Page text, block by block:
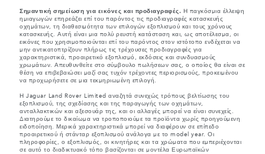
Σημαντική σημείωση για εικόνες και προδιαγραφές. Η παγκόσμια έλλειψη
ημιαγωγών επηρεάζει επί του παρόντος τις προδιαγραφές κατασκευής
οχημάτων, τη διαθεσιμότητα των επιλογών εξοπλισμού και τους χρόνους
κατασκευής. Αυτή είναι μια πολύ ρευστή κατάσταση και, ως αποτέλεσμα, οι
εικόνες που χρησιμοποιούνται επί του παρόντος στον ιστότοπο ενδέχεται να
μην αντικατοπτρίζουν πλήρως τις τρέχουσες προδιαγραφές για
χαρακτηριστικά, προαιρετικό εξοπλισμό, εκδόσεις και συνδυασμούς
χρωμάτων. Απευθυνθείτε στο σύμβουλο πωλήσεων σας, ο οποίος θα είναι σε
θέση να επιβεβαιώσει μαζί σας τυχόν τρέχοντες περιορισμούς, προκειμένου
να προχωρήσετε σε μια τεκμηριωμένη επιλογή.
Η Jaguar Land Rover Limited αναζητά συνεχώς τρόπους βελτίωσης του
εξοπλισμού, της σχεδίασης και της παραγωγής των οχημάτων,
ανταλλακτικών και αξεσουάρ της, και οι αλλαγές μπορεί να είναι συνεχείς.
Διατηρούμε το δικαίωμα να τροποποιούμε τα προϊόντα χωρίς προηγούμενη
ειδοποίηση. Μερικά χαρακτηριστικά μπορεί να διαφέρουν σε επίπεδο
προαιρετικού ή στάνταρ εξοπλισμού ανάλογα με το model year. Οι
πληροφορίες, ο εξοπλισμός, οι κινητήρες και τα χρώματα που εμπεριέχονται
σε αυτό το διαδικτυακό τόπο βασίζονται σε μοντέλα Ευρωπαϊκών